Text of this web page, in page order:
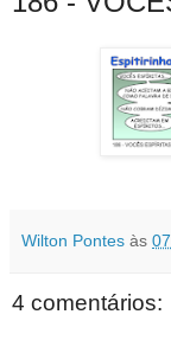
Wilton Pontes às
4 comentários: